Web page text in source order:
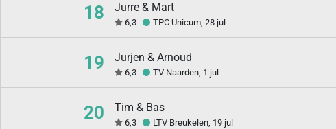
18 Jurre & Mart
6,3 TPC Unicum, 28 jul
19 Jurjen & Arnoud
6,3 TV Naarden, 1 jul
20 Tim & Bas
6,3 LTV Breukelen, 19 jul